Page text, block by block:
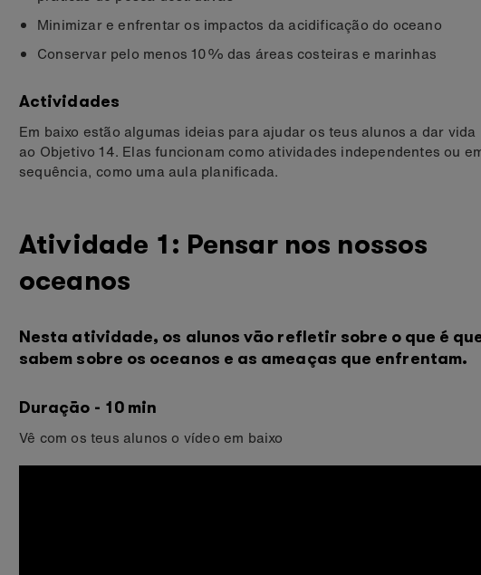
Minimizar e enfrentar os impactos da acidificação do oceano
Conservar pelo menos 10% das áreas costeiras e marinhas
Actividades
Em baixo estão algumas ideias para ajudar os teus alunos a dar vida
ao Objetivo 14. Elas funcionam como atividades independentes ou
sequência, como uma aula planificada.
Atividade 1: Pensar nos nossos
oceanos
Nesta atividade, os alunos vão refletir sobre o que é
sabem sobre os oceanos e as ameaças que enfrentam.
Duração - 10 min
Vê com os teus alunos o vídeo em baixo